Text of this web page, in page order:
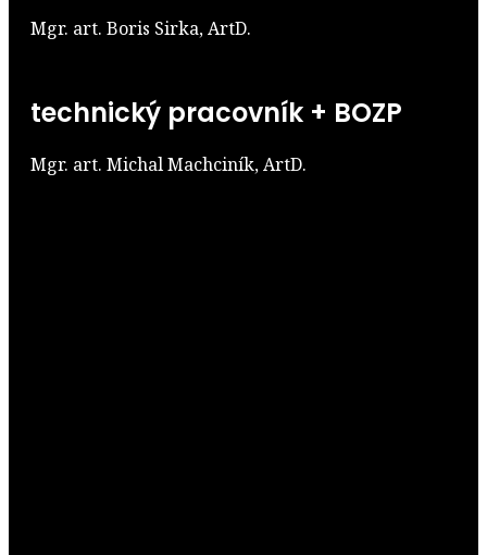
Mgr. art. Boris Sirka, ArtD.
technický pracovník + BOZP
Mgr. art. Michal Machciník, ArtD.